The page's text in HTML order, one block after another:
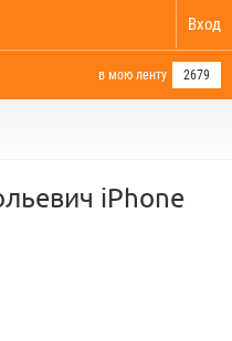
Вход
в мою ленту 2679
iPhone